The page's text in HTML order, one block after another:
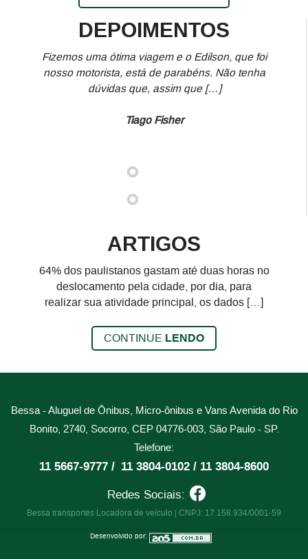
DEPOIMENTOS
Fizemos uma ótima viagem e o Edilson, que foi
nosso motorista, está de parabéns. Não tenha
dúvidas que, assim que […]
Tiago Fisher
ARTIGOS
64% dos paulistanos gastam até duas horas no
deslocamento pela cidade, por dia, para
realizar sua atividade principal, os dados […]
CONTINUE LENDO
Bessa - Aluguel de Ônibus, Micro-ônibus e Vans Avenida do Rio
Bonito, 2740, Socorro, CEP 04776-003, São Paulo - SP.
Telefone:
11 5667-9777 / 11 3804-0102 / 11 3804-8600
Redes Sociais:
Bessa transportes Locadora de veículo | CNPJ: 17.158.934/0001-59
Desenvolvido por: